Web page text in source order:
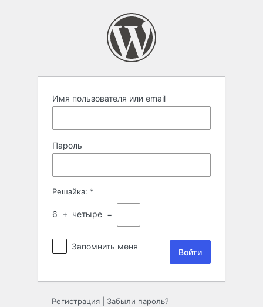
Имя пользователя или email
Пароль
Решайка: *
6 + четыре =
Запомнить меня
Регистрация Забыли пароль?